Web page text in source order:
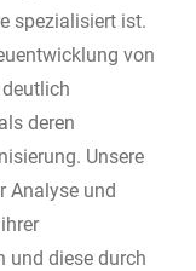
spezialisiert ist.
von
deren
Unsere
Analyse und
und diese durch